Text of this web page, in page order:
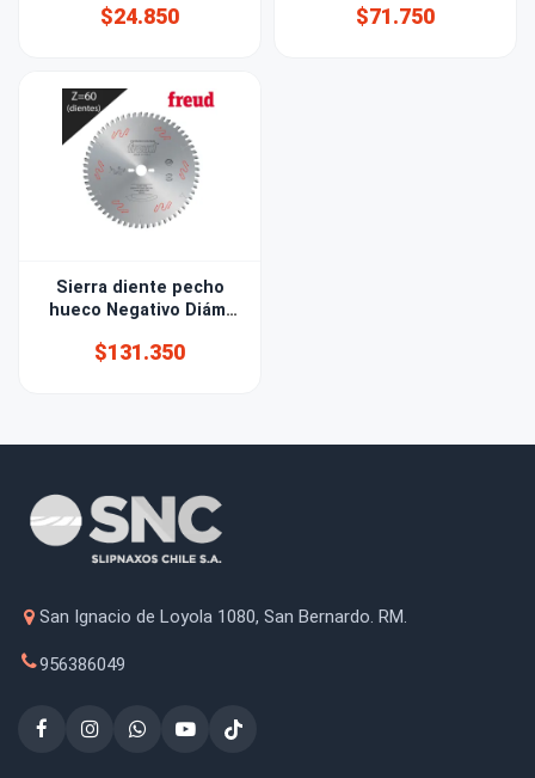
$24.850 $71.750
Sierra diente pecho
hueco Negativo Diám.
$131.350
San Ignacio de Loyola 1080, San Bernardo. RM.
956386049